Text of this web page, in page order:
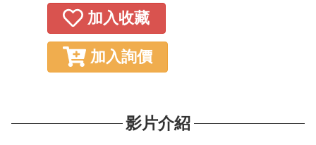
加入收藏
加入詢價
影片介紹